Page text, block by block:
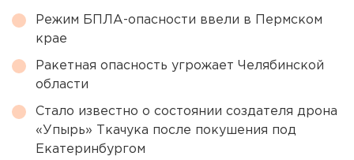
Режим БПЛА-опасности ввели в Пермском
крае
Ракетная опасность угрожает Челябинской
области
Стало известно о состоянии создателя дрона
«Упырь» Ткачука после покушения под
Екатеринбургом